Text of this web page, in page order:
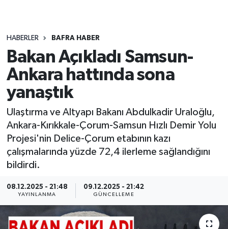
HABERLER BAFRA HABER
Bakan Açıkladı Samsun-
Ankara hattında sona
yanaştık
Ulaştırma ve Altyapı Bakanı Abdulkadir Uraloğlu,
Ankara-Kırıkkale-Çorum-Samsun Hızlı Demir Yolu
Projesi'nin Delice-Çorum etabının kazı
çalışmalarında yüzde 72,4 ilerleme sağlandığını
bildirdi.
08.12.2025 - 21:48
YAYINLANMA
09.12.2025 - 21:42
GÜNCELLEME